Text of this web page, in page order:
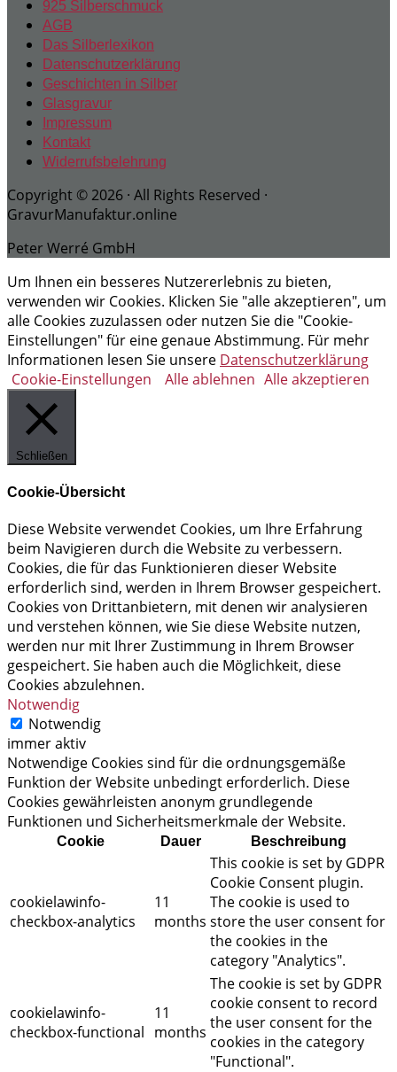
925 Silberschmuck
AGB
Das Silberlexikon
Datenschutzerklärung
Geschichten in Silber
Glasgravur
Impressum
Kontakt
Widerrufsbelehrung
Copyright © 2026 · All Rights Reserved ·
GravurManufaktur.online
Peter Werré GmbH
Um Ihnen ein besseres Nutzererlebnis zu bieten,
verwenden wir Cookies. Klicken Sie "alle akzeptieren", um
alle Cookies zuzulassen oder nutzen Sie die "Cookie-
Einstellungen" für eine genaue Abstimmung. Für mehr
Informationen lesen Sie unsere Datenschutzerklärung
Cookie-Einstellungen
Alle ablehnen Alle akzeptieren
Schließen
Cookie-Übersicht
Diese Website verwendet Cookies, um Ihre Erfahrung
beim Navigieren durch die Website zu verbessern.
Cookies, die für das Funktionieren dieser Website
erforderlich sind, werden in Ihrem Browser gespeichert.
Cookies von Drittanbietern, mit denen wir analysieren
und verstehen können, wie Sie diese Website nutzen,
werden nur mit Ihrer Zustimmung in Ihrem Browser
gespeichert. Sie haben auch die Möglichkeit, diese
Cookies abzulehnen.
Notwendig
Notwendig
immer aktiv
Notwendige Cookies sind für die ordnungsgemäße
Funktion der Website unbedingt erforderlich. Diese
Cookies gewährleisten anonym grundlegende
Funktionen und Sicherheitsmerkmale der Website.
Cookie Dauer Beschreibung
cookielawinfo-
checkbox-analytics
11
months
This cookie is set by GDPR
Cookie Consent plugin.
The cookie is used to
store the user consent for
the cookies in the
category "Analytics".
cookielawinfo-
checkbox-functional
11
months
The cookie is set by GDPR
cookie consent to record
the user consent for the
cookies in the category
"Functional".